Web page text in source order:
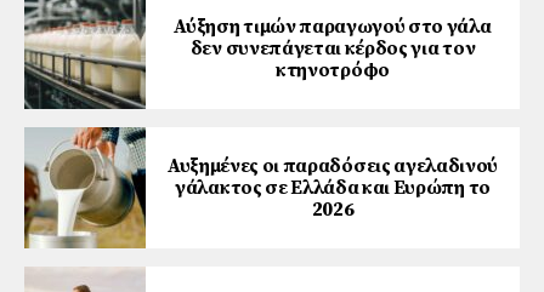
Αύξηση τιμών παραγωγού στο γάλα
δεν συνεπάγεται κέρδος για τον
κτηνοτρόφο
Αυξημένες οι παραδόσεις αγελαδινού
γάλακτος σε Ελλάδα και Ευρώπη το
2026